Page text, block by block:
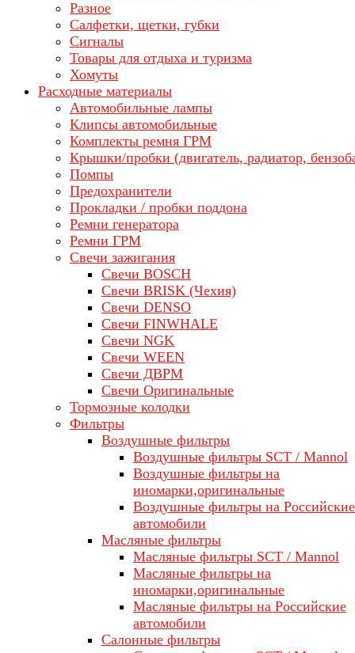
Разное
Салфетки, щетки, губки
Сигналы
Товары для отдыха и туризма
Хомуты
Расходные материалы
Автомобильные лампы
Клипсы автомобильные
Комплекты ремня ГРМ
Крышки/пробки (двигатель, радиатор,
Помпы
Предохранители
Прокладки / пробки поддона
Ремни генератора
Ремни ГРМ
Свечи зажигания
Свечи BOSCH
Свечи BRISK (Чехия)
Свечи DENSO
Свечи FINWHALE
Свечи NGK
Свечи WEEN
Свечи ДВРМ
Свечи Оригинальные
Тормозные колодки
Фильтры
Воздушные фильтры
Воздушные фильтры SCT / Mannol
Воздушные фильтры на
иномарки,оригинальные
Воздушные фильтры на Российские
автомобили
Масляные фильтры
Масляные фильтры SCT / Mannol
Масляные фильтры на
иномарки,оригинальные
Масляные фильтры на Российские
автомобили
Салонные фильтры